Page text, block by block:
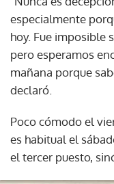
especialmente
hoy. Fue imposible
pero esperamos
mañana porque
declaró.
Poco cómodo el
es habitual el
el tercer puesto,